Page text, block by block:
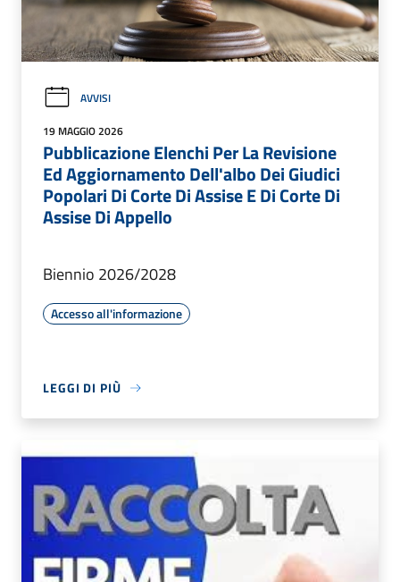
AVVISI
19 MAGGIO 2026
Pubblicazione Elenchi Per La Revisione
Ed Aggiornamento Dell'albo Dei Giudici
Popolari Di Corte Di Assise E Di Corte Di
Assise Di Appello
Biennio 2026/2028
Accesso all'informazione
LEGGI DI PIÙ